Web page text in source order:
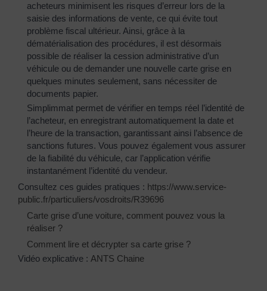
acheteurs minimisent les risques d’erreur lors de la
saisie des informations de vente, ce qui évite tout
problème fiscal ultérieur. Ainsi, grâce à la
dématérialisation des procédures, il est désormais
possible de réaliser la cession administrative d’un
véhicule ou de demander une nouvelle carte grise en
quelques minutes seulement, sans nécessiter de
documents papier.
Simplimmat permet de vérifier en temps réel l’identité de
l’acheteur, en enregistrant automatiquement la date et
l’heure de la transaction, garantissant ainsi l’absence de
sanctions futures. Vous pouvez également vous assurer
de la fiabilité du véhicule, car l’application vérifie
instantanément l’identité du vendeur.
Consultez ces guides pratiques : https://www.service-
public.fr/particuliers/vosdroits/R39696
Carte grise d’une voiture, comment pouvez vous la
réaliser ?
Comment lire et décrypter sa carte grise ?
Vidéo explicative : ANTS Chaine